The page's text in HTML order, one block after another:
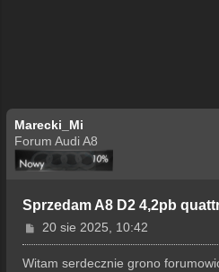
Marecki_Mi
Forum Audi A8
Sprzedam A8 D2 4,2pb
P
o
s
20 sie 2025, 10:42
Witam serdecznie grono